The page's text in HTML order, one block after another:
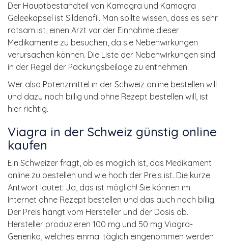
Der Hauptbestandteil von Kamagra und Kamagra
Geleekapsel ist Sildenafil. Man sollte wissen, dass es sehr
ratsam ist, einen Arzt vor der Einnahme dieser
Medikamente zu besuchen, da sie Nebenwirkungen
verursachen können. Die Liste der Nebenwirkungen sind
in der Regel der Packungsbeilage zu entnehmen.
Wer also Potenzmittel in der Schweiz online bestellen will
und dazu noch billig und ohne Rezept bestellen will, ist
hier richtig.
Viagra in der Schweiz günstig online
kaufen
Ein Schweizer fragt, ob es möglich ist, das Medikament
online zu bestellen und wie hoch der Preis ist. Die kurze
Antwort lautet: Ja, das ist möglich! Sie können im
Internet ohne Rezept bestellen und das auch noch billig.
Der Preis hängt vom Hersteller und der Dosis ab.
Hersteller produzieren 100 mg und 50 mg Viagra-
Generika, welches einmal täglich eingenommen werden